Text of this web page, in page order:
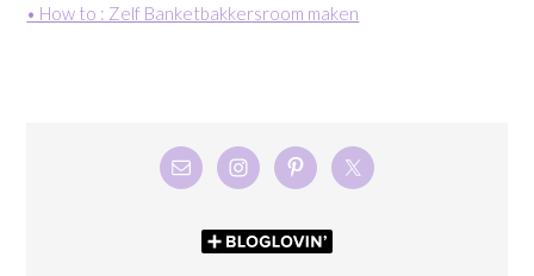
• How to : Zelf Banketbakkersroom maken